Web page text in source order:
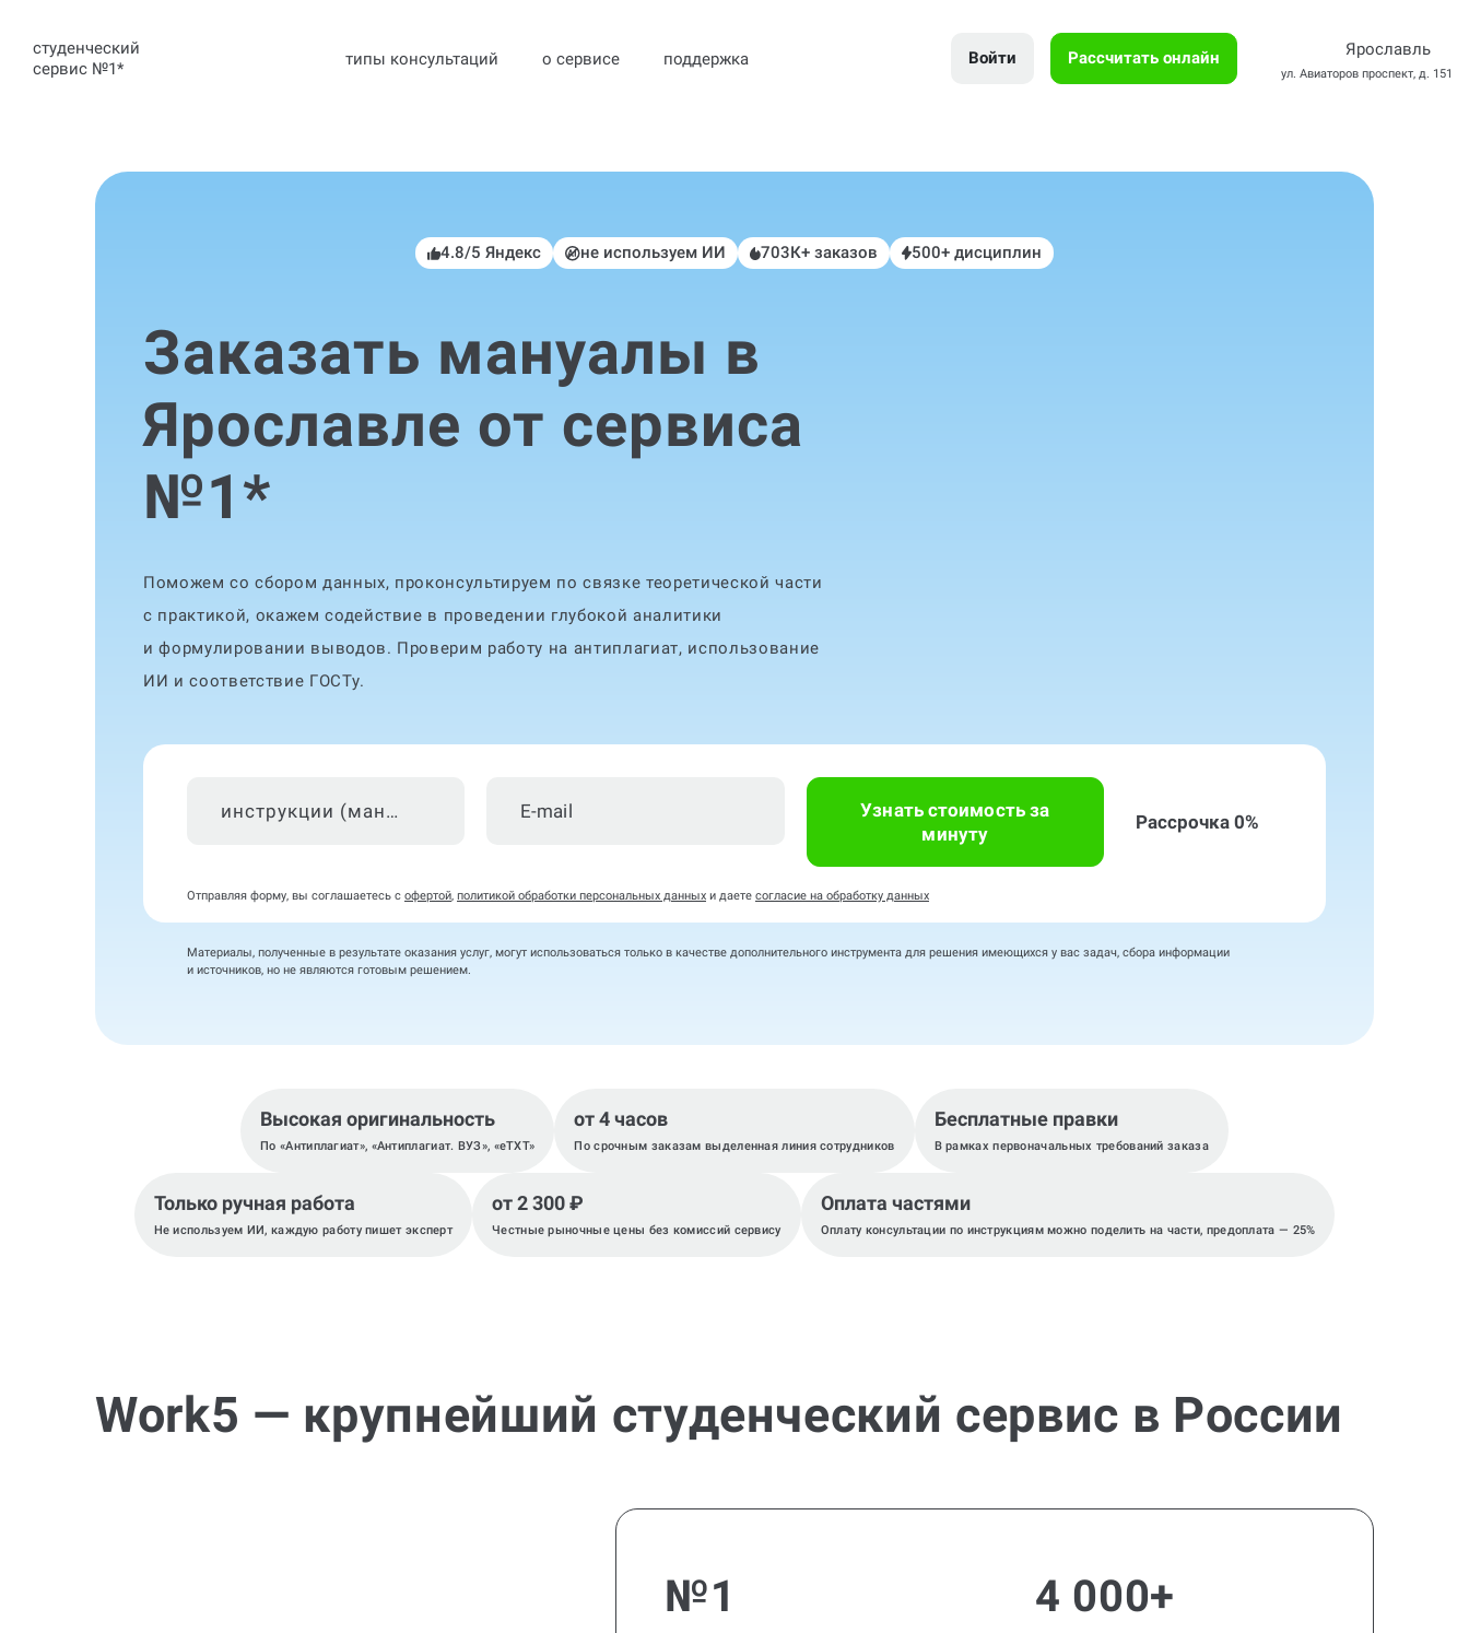
студенческий
сервис №1* типы консультаций о сервисе поддержка Войти Рассчитать онлайн Ярославль
ул. Авиаторов проспект, д. 151
4.8/5 Яндекс не используем ИИ 703К+ заказов 500+ дисциплин
Заказать мануалы в
Ярославле от сервиса
№1*
Поможем со сбором данных, проконсультируем по связке теоретической части
с практикой, окажем содействие в проведении глубокой аналитики
и формулировании выводов. Проверим работу на антиплагиат, использование
ИИ и соответствие ГОСТу.
инструкции (мануалы)
Узнать стоимость за
минуту
Рассрочка 0%
Отправляя форму, вы соглашаетесь с офертой, политикой обработки персональных данных и даете согласие на обработку данных
Материалы, полученные в результате оказания услуг, могут использоваться только в качестве дополнительного инструмента для решения имеющихся у вас задач, сбора информации
и источников, но не являются готовым решением.
Высокая оригинальность
По «Антиплагиат», «Антиплагиат. ВУЗ», «eTXT»
от 4 часов
По срочным заказам выделенная линия сотрудников
Бесплатные правки
В рамках первоначальных требований заказа
Только ручная работа
Не используем ИИ, каждую работу пишет эксперт
от 2 300 ₽
Честные рыночные цены без комиссий сервису
Оплата частями
Оплату консультации по инструкциям можно поделить на части, предоплата — 25%
Work5 — крупнейший студенческий сервис в России
№1 4 000+